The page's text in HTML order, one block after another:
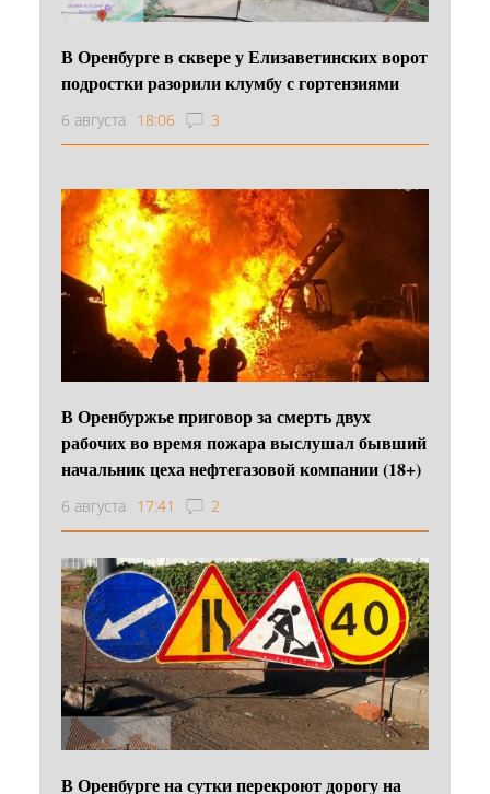
В Оренбурге в сквере у Елизаветинских ворот
подростки разорили клумбу с гортензиями
6 августа 18:06 3
В Оренбуржье приговор за смерть двух
рабочих во время пожара выслушал бывший
начальник цеха нефтегазовой компании (18+)
6 августа 17:41 2
В Оренбурге на сутки перекроют дорогу на